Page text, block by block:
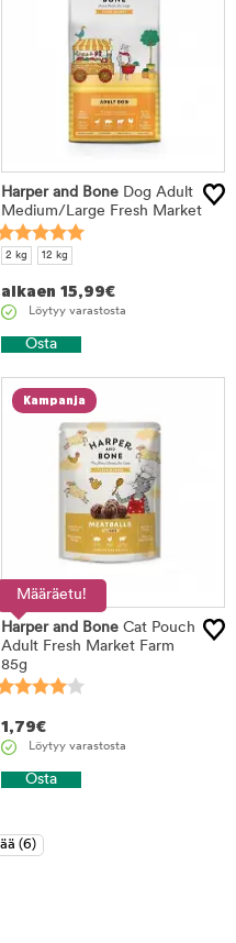
Harper and Bone Dog Adult
Medium/Large Fresh Market
2 kg 12 kg
alkaen 15,99€
Löytyy varastosta
Osta
Kampanja
Määräetu!
Harper and Bone Cat Pouch
Adult Fresh Market Farm
85g
1,79€
Löytyy varastosta
Osta